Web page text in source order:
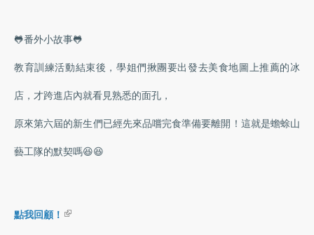
🐸番外小故事🐸
教育訓練活動結束後，學姐們揪團要出發去美食地圖上推薦的冰
店，才跨進店內就看見熟悉的面孔，
原來第六屆的新生們已經先來品嚐完食準備要離開！這就是蟾蜍山
藝工隊的默契嗎😆😆
點我回顧！ (link is external)